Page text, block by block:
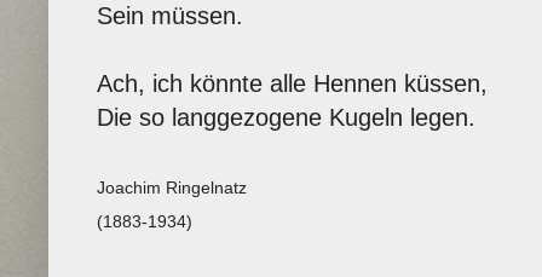
Sein müssen.
Ach, ich könnte alle Hennen küssen,
Die so langgezogene Kugeln legen.
Joachim Ringelnatz
(1883-1934)